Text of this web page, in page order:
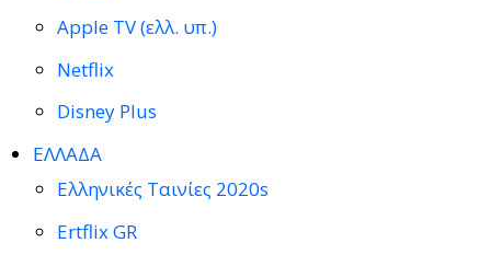
Apple TV (ελλ. υπ.)
Netflix
Disney Plus
ΕΛΛΑΔΑ
Ελληνικές Ταινίες 2020s
Ertflix GR